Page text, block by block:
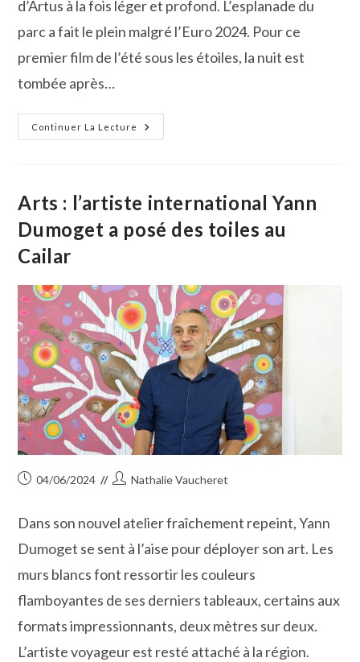
d’Artus à la fois léger et profond. L’esplanade du
parc a fait le plein malgré l’Euro 2024. Pour ce
premier film de l’été sous les étoiles, la nuit est
tombée après…
Continuer La Lecture
Vauvert :
Carton
Séance
De
En
Plein
Arts : l’artiste international Yann
Dumoget a posé des toiles au
Cailar
Publication
04/06/2024
Auteur/autrice
publication :
Nathalie Vaucheret
Dans son nouvel atelier fraîchement repeint, Yann
Dumoget se sent à l’aise pour déployer son art. Les
murs blancs font ressortir les couleurs
flamboyantes de ses derniers tableaux, certains aux
formats impressionnants, deux mètres sur deux.
L’artiste voyageur est resté attaché à la région.